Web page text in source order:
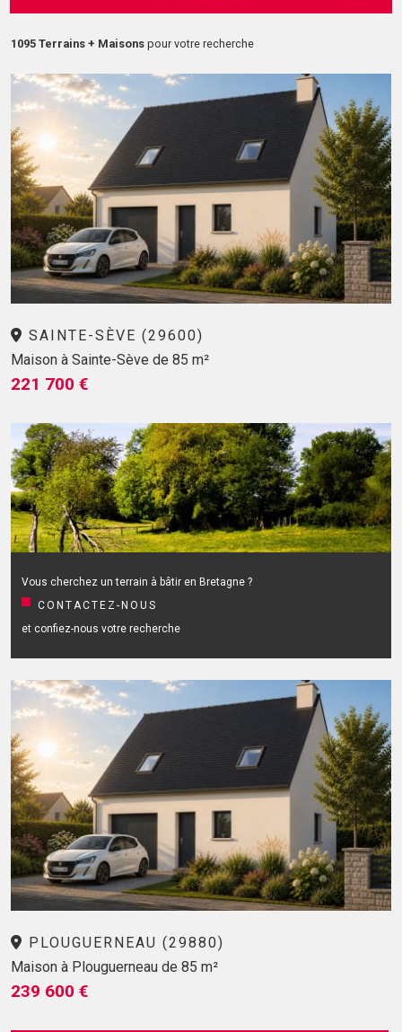
1095 Terrains + Maisons pour votre recherche
SAINTE-SÈVE (29600)
Maison à Sainte-Sève de 85 m²
221 700 €
Vous cherchez un terrain à bâtir en Bretagne ?
CONTACTEZ-NOUS
et confiez-nous votre recherche
PLOUGUERNEAU (29880)
Maison à Plouguerneau de 85 m²
239 600 €